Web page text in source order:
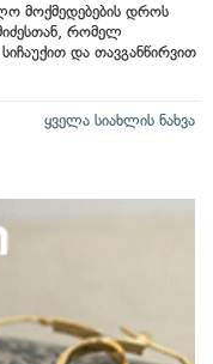
მოქმედებების დროს
რომელ
და თავგანწირვით
ყველა სიახლის ნახვა